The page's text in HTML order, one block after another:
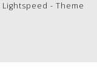
Lightspeed - Theme